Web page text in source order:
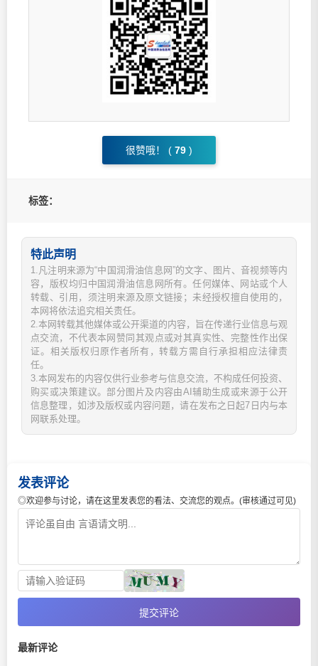
很赞哦！ ( 79 )
标签：
特此声明
1.凡注明来源为“中国润滑油信息网”的文字、图片、音视频等内
容，版权均归中国润滑油信息网所有。任何媒体、网站或个人
转载、引用，须注明来源及原文链接；未经授权擅自使用的，
本网将依法追究相关责任。
2.本网转载其他媒体或公开渠道的内容，旨在传递行业信息与观
点交流，不代表本网赞同其观点或对其真实性、完整性作出保
证。相关版权归原作者所有，转载方需自行承担相应法律责
任。
3.本网发布的内容仅供行业参考与信息交流，不构成任何投资、
购买或决策建议。部分图片及内容由AI辅助生成或来源于公开
信息整理，如涉及版权或内容问题，请在发布之日起7日内与本
网联系处理。
发表评论
◎欢迎参与讨论，请在这里发表您的看法、交流您的观点。(审核通过可见)
提交评论
最新评论